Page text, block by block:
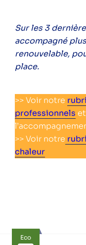
Sur les 3
accompagné
renouvelable,
place.
>> Voir notre
professionnels
>> Voir notre
chaleur
Eco